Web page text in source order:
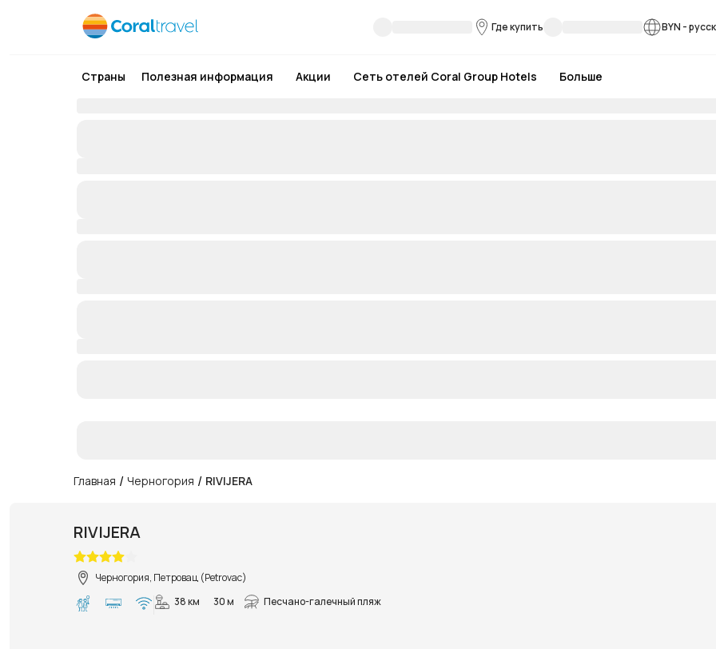
Где купить BYN -
Страны Полезная информация Акции Сеть отелей Coral Group Hotels Больше
Главная / Черногория / RIVIJERA
RIVIJERA
Черногория, Петровац (Petrovac)
38 км
30 м Песчано-галечный пляж